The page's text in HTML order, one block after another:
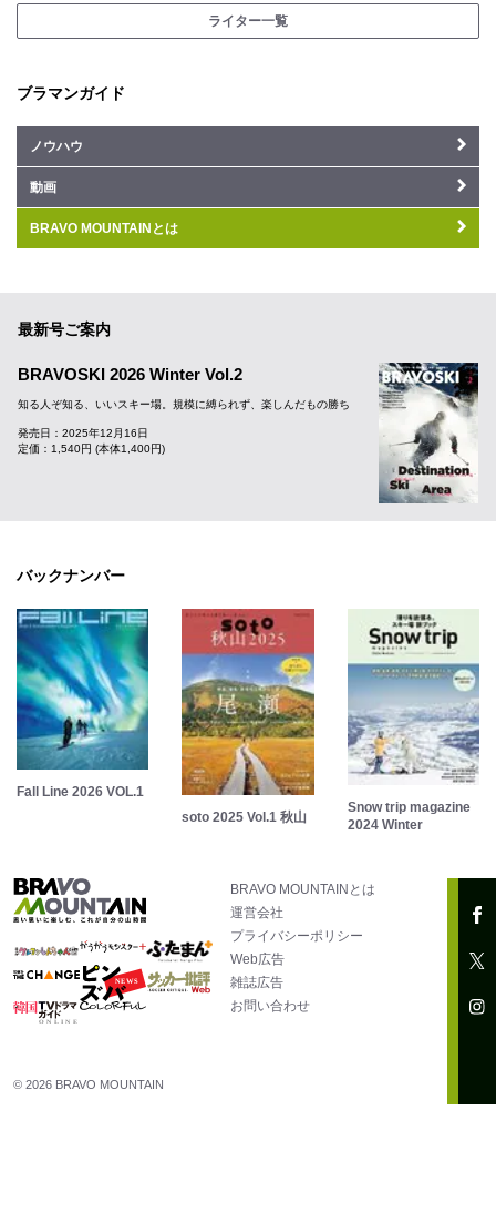
ライター一覧
ブラマンガイド
ノウハウ
動画
BRAVO MOUNTAINとは
最新号ご案内
BRAVOSKI 2026 Winter Vol.2
知る人ぞ知る、いいスキー場。規模に縛られず、楽しんだもの勝ち
発売日：2025年12月16日
定価：1,540円 (本体1,400円)
バックナンバー
Fall Line 2026 VOL.1
soto 2025 Vol.1 秋山
Snow trip magazine
2024 Winter
BRAVO MOUNTAINとは
運営会社
プライバシーポリシー
Web広告
雑誌広告
お問い合わせ
© 2026 BRAVO MOUNTAIN